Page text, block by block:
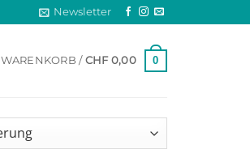
Newsletter
WARENKORB / CHF0,00 0